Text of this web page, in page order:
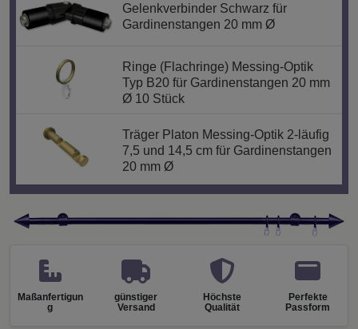
Gelenkverbinder Schwarz für
Gardinenstangen 20 mm Ø
Ringe (Flachringe) Messing-Optik
Typ B20 für Gardinenstangen 20 mm
Ø 10 Stück
Träger Platon Messing-Optik 2-läufig
7,5 und 14,5 cm für Gardinenstangen
20 mm Ø
Maßanfertigun
g
günstiger
Versand
Höchste
Qualität
Perfekte
Passform